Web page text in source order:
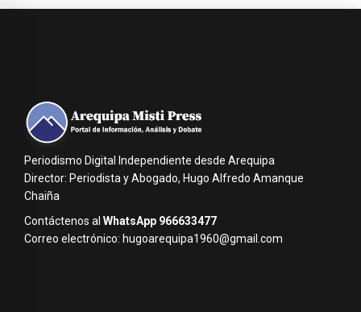
Periodismo Digital Independiente desde Arequipa
Director: Periodista y Abogado, Hugo Alfredo Amanque
Chaiña
Contáctenos al WhatsApp 966633477
Correo electrónico: hugoarequipa1960@gmail.com